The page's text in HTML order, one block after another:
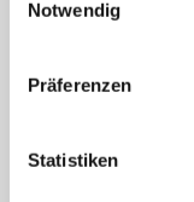
Notwendig
Präferenzen
Statistiken